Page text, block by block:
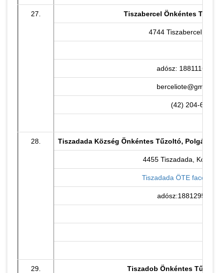
27. Tiszabercel Önkéntes
4744 Tiszabercel, Fő
adósz: 18811166-1-
(42) 204-625
28. Tiszadada Község Önkéntes Tűzoltó, Polgárőr
4455 Tiszadada,
Tiszadada ÖTE
adósz:18812954-1-
29. Tiszadob Önkéntes